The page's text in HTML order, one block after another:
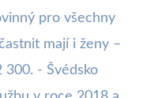
pro všechny
mají i ženy –
- Švédsko